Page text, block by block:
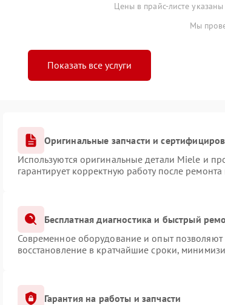
Цены в прайс-листе
Мы
Показать все услуги
Оригинальные запчасти и
Используются оригинальные детали Miele и
гарантирует корректную работу после
Бесплатная диагностика и быстрый
Современное оборудование и опыт позволяют
восстановление в кратчайшие сроки,
Гарантия на работы и запчасти